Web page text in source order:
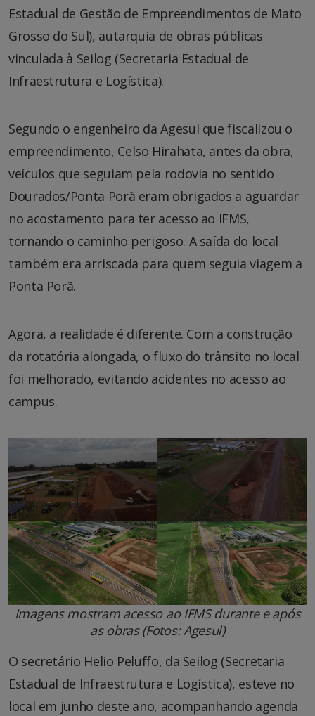
Estadual de Gestão de Empreendimentos de Mato
Grosso do Sul), autarquia de obras públicas
vinculada à Seilog (Secretaria Estadual de
Infraestrutura e Logística).
Segundo o engenheiro da Agesul que fiscalizou o
empreendimento, Celso Hirahata, antes da obra,
veículos que seguiam pela rodovia no sentido
Dourados/Ponta Porã eram obrigados a aguardar
no acostamento para ter acesso ao IFMS,
tornando o caminho perigoso. A saída do local
também era arriscada para quem seguia viagem a
Ponta Porã.
Agora, a realidade é diferente. Com a construção
da rotatória alongada, o fluxo do trânsito no local
foi melhorado, evitando acidentes no acesso ao
campus.
Imagens mostram acesso ao IFMS durante e após
as obras (Fotos: Agesul)
O secretário Helio Peluffo, da Seilog (Secretaria
Estadual de Infraestrutura e Logística), esteve no
local em junho deste ano, acompanhando agenda